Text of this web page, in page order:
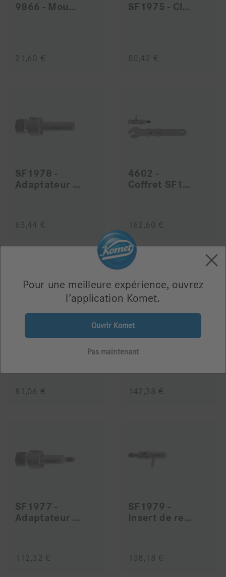
9866 - Mousse
21,60 €
SF1975 - Clé dynamomètrique
80,42 €
SF1978 -
Adaptateur Miele
63,44 €
4602 -
Coffret SF1979
162,60 €
595 - Support
81,06 €
9952 - Porte
142,38 €
SF1977 -
Adaptateur de rinçage
112,32 €
SF1979 -
Insert de refroidissement
138,18 €
Pour une meilleure expérience, ouvrez
l’application Komet.
Ouvrir Komet
Pas maintenant